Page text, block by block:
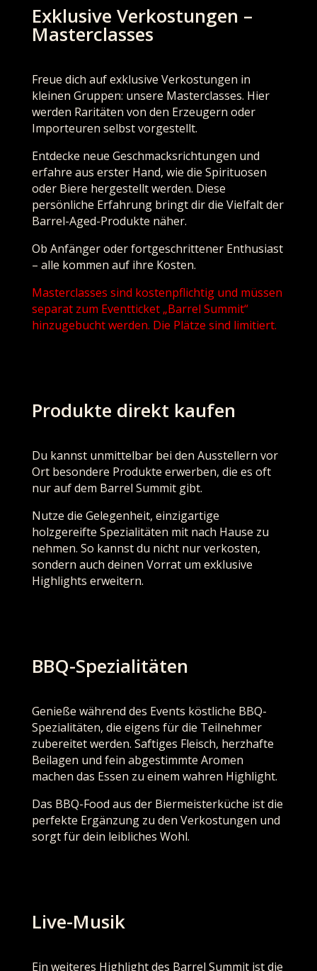
Exklusive Verkostungen –
Masterclasses
Freue dich auf exklusive Verkostungen in
kleinen Gruppen: unsere Masterclasses. Hier
werden Raritäten von den Erzeugern oder
Importeuren selbst vorgestellt.
Entdecke neue Geschmacksrichtungen und
erfahre aus erster Hand, wie die Spirituosen
oder Biere hergestellt werden. Diese
persönliche Erfahrung bringt dir die Vielfalt der
Barrel-Aged-Produkte näher.
Ob Anfänger oder fortgeschrittener Enthusiast
– alle kommen auf ihre Kosten.
Masterclasses sind kostenpflichtig und müssen
separat zum Eventticket „Barrel Summit“
hinzugebucht werden. Die Plätze sind limitiert.
Produkte direkt kaufen
Du kannst unmittelbar bei den Ausstellern vor
Ort besondere Produkte erwerben, die es oft
nur auf dem Barrel Summit gibt.
Nutze die Gelegenheit, einzigartige
holzgereifte Spezialitäten mit nach Hause zu
nehmen. So kannst du nicht nur verkosten,
sondern auch deinen Vorrat um exklusive
Highlights erweitern.
BBQ-Spezialitäten
Genieße während des Events köstliche BBQ-
Spezialitäten, die eigens für die Teilnehmer
zubereitet werden. Saftiges Fleisch, herzhafte
Beilagen und fein abgestimmte Aromen
machen das Essen zu einem wahren Highlight.
Das BBQ-Food aus der Biermeisterküche ist die
perfekte Ergänzung zu den Verkostungen und
sorgt für dein leibliches Wohl.
Live-Musik
Ein weiteres Highlight des Barrel Summit ist die